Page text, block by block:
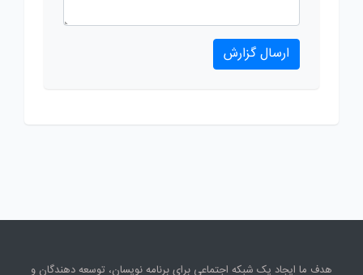
ارسال گزارش
هدف ما ایجاد یک شبکه اجتماعی برای برنامه نویسان، توسعه دهندگان و